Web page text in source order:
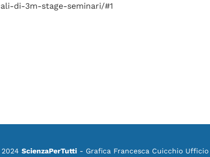
di-3m-stage-seminari/#1
online per docenti PID@Home
ScienzaPerTutti - Grafica Francesca Cuicchio Ufficio